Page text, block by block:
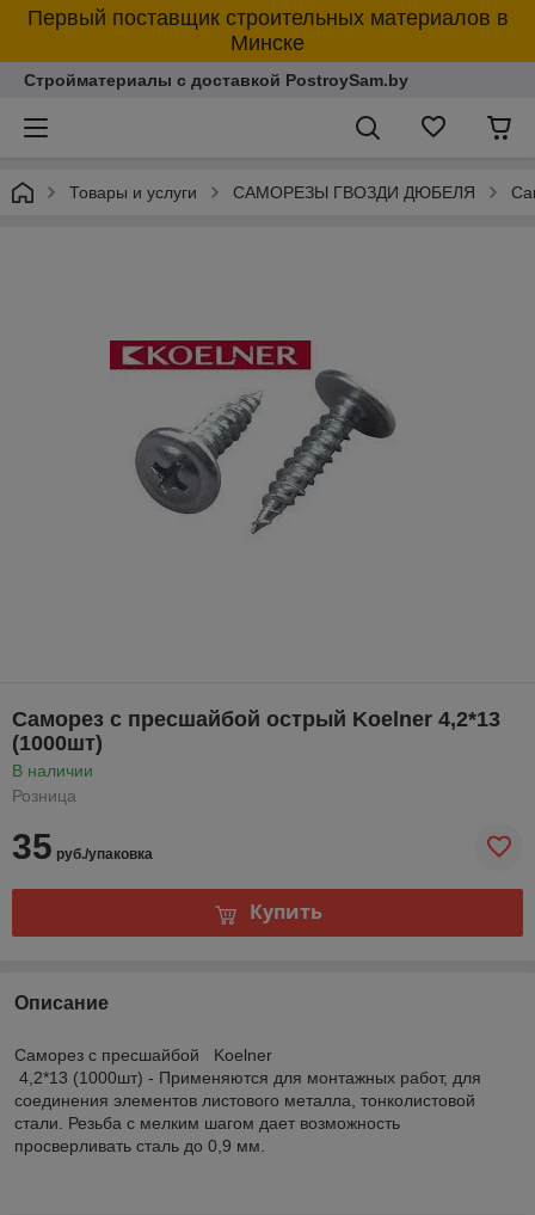
Первый поставщик строительных материалов в
Минске
Стройматериалы с доставкой PostroySam.by
Товары и услуги САМОРЕЗЫ ГВОЗДИ ДЮБЕЛЯ
Саморез с пресшайбой острый Koelner 4,2*13
(1000шт)
В наличии
Розница
35 руб./упаковка
Купить
Описание
Саморез с пресшайбой
Koelner
4,2*13 (1000шт) - Применяются для монтажных работ, для
соединения элементов листового металла, тонколистовой
стали. Резьба с мелким шагом дает возможность
просверливать сталь до 0,9 мм.